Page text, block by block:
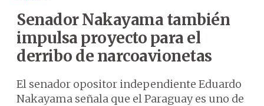
Senador Nakayama también
impulsa proyecto para el
derribo de narcoavionetas
El senador opositor independiente Eduardo
Nakayama señala que el Paraguay es uno de